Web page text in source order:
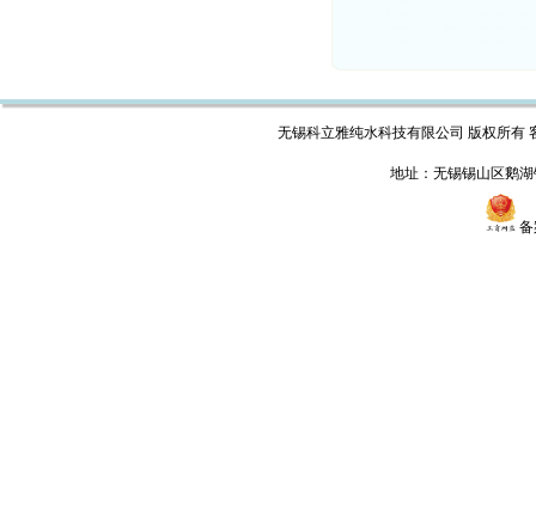
无锡科立雅纯水科技有限公司 版权所有
地址：无锡锡山区鹅
备